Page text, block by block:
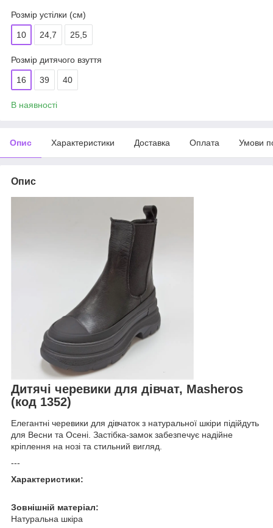
Розмір устілки (см)
10 24,7 25,5
Розмір дитячого взуття
16 39 40
В наявності
Опис Характеристики Доставка Оплата Умови
Опис
Дитячі черевики для дівчат, Masheros
(код 1352)
Елегантні черевики для дівчаток з натуральної шкіри підійдуть
для Весни та Осені. Застібка-замок забезпечує надійне
кріплення на нозі та стильний вигляд.
---
Характеристики:
Зовнішній матеріал:
Натуральна шкіра